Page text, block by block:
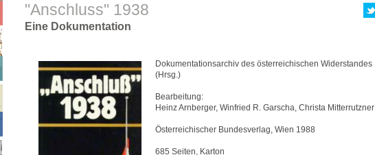
"Anschluss" 1938
Eine Dokumentation
Dokumentationsarchiv des österreichischen Widerstandes
(Hrsg.)
Bearbeitung:
Heinz Arnberger, Winfried R. Garscha, Christa Mitterrutzner
Österreichischer Bundesverlag, Wien 1988
685 Seiten, Karton